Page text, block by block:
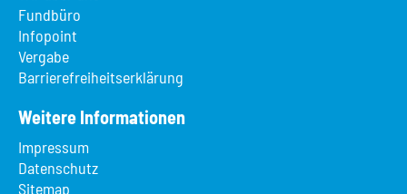
Fundbüro
Infopoint
Vergabe
Barrierefreiheitserklärung
Weitere Informationen
Impressum
Datenschutz
Sitemap